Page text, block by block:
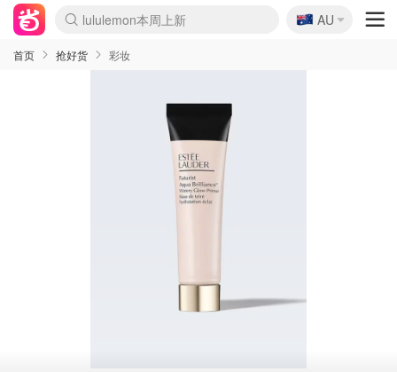
lululemon本周上新
Sasa美妆护肤3.5折
SSENSE年中3折
FreshBeauty好价汇总
Cettire降价+叠9折
Farfetch折上8折
WWS Coles超市实拍
viagogo二手票捡漏
Myer清仓1折起
The Outnet奢牌1折起
David Jones 3折起
Flannels大牌1折
Perfumes Club护肤1折
AMIRO返校季6.2折
Oweek抽奖送Airpods
Amazon折扣汇总
eToro入金$200送$50
Amazon数码好物
ICONIC本周7.5折
ThedoubleF高奢地板价
Moose Knuckles 6折
丝芙兰5折起
EUFY官网3.7折起
Selenichast首饰2折
Trip机票酒店促销
YSL送5件彩妆礼
Amazon家居好物
BIGBANG巡演开票
David Jones时尚3折
Amazon美妆护肤
雅漾大喷$8
过敏原检测盒$33
伊索独家赠50ml沐浴露
科颜氏送高保湿面霜
SEALIFE海洋馆门票6折
丝塔芙大白罐$16
订阅Newsletter送香薰
Cult Beauty 6.8折
Harrods圣诞日历2.3折
LN-CC奢牌私促3折
d'Alba空姐喷雾$16
EVE LOM套装逆天2折
Bernardelli独家4折
Adore Beauty 6折起
CT圣诞日历
Mytheresa奢品2.7折
🇦🇺
AU
首页 抢好货 彩妆